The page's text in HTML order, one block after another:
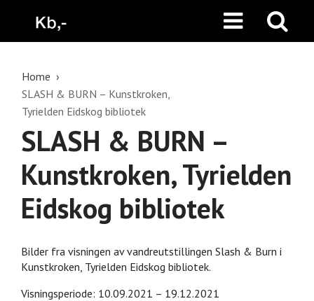
Home
SLASH & BURN – Kunstkroken,
Tyrielden Eidskog bibliotek
SLASH & BURN –
Kunstkroken, Tyrielden
Eidskog bibliotek
Bilder fra visningen av vandreutstillingen Slash & Burn i
Kunstkroken, Tyrielden Eidskog bibliotek.
Visningsperiode: 10.09.2021 – 19.12.2021